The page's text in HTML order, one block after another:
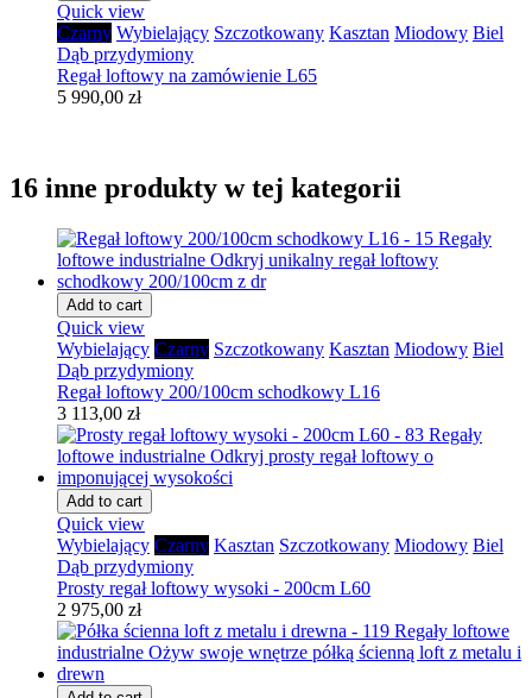
Quick view
Czarny Wybielający Szczotkowany Kasztan Miodowy Biel
Dąb przydymiony
Regał loftowy na zamówienie L65
5 990,00 zł
16 inne produkty w tej kategorii
Add to cart
Quick view
Wybielający Czarny Szczotkowany Kasztan Miodowy Biel
Dąb przydymiony
Regał loftowy 200/100cm schodkowy L16
3 113,00 zł
Add to cart
Quick view
Wybielający Czarny Kasztan Szczotkowany Miodowy Biel
Dąb przydymiony
Prosty regał loftowy wysoki - 200cm L60
2 975,00 zł